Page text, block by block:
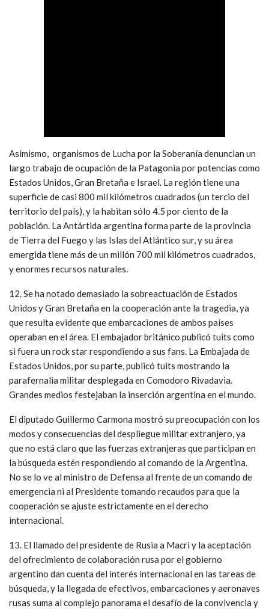
Asimismo, organismos de Lucha por la Soberanía denuncian un
largo trabajo de ocupación de la Patagonia por potencias como
Estados Unidos, Gran Bretaña e Israel. La región tiene una
superficie de casi 800 mil kilómetros cuadrados (un tercio del
territorio del país), y la habitan sólo 4.5 por ciento de la
población. La Antártida argentina forma parte de la provincia
de Tierra del Fuego y las Islas del Atlántico sur, y su área
emergida tiene más de un millón 700 mil kilómetros cuadrados,
y enormes recursos naturales.
12. Se ha notado demasiado la sobreactuación de Estados
Unidos y Gran Bretaña en la cooperación ante la tragedia, ya
que resulta evidente que embarcaciones de ambos países
operaban en el área. El embajador británico publicó tuits como
si fuera un rock star respondiendo a sus fans. La Embajada de
Estados Unidos, por su parte, publicó tuits mostrando la
parafernalia militar desplegada en Comodoro Rivadavia.
Grandes medios festejaban la inserción argentina en el mundo.
El diputado Guillermo Carmona mostró su preocupación con los
modos y consecuencias del despliegue militar extranjero, ya
que no está claro que las fuerzas extranjeras que participan en
la búsqueda estén respondiendo al comando de la Argentina.
No se lo ve al ministro de Defensa al frente de un comando de
emergencia ni al Presidente tomando recaudos para que la
cooperación se ajuste estrictamente en el derecho
internacional.
13. El llamado del presidente de Rusia a Macri y la aceptación
del ofrecimiento de colaboración rusa por el gobierno
argentino dan cuenta del interés internacional en las tareas de
búsqueda, y la llegada de efectivos, embarcaciones y aeronaves
rusas suma al complejo panorama el desafío de la convivencia y